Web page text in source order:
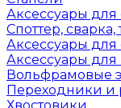
Аксессуары для
Споттер,
Аксессуары для
Аксессуары для
Вольфрамовые
Переходники и